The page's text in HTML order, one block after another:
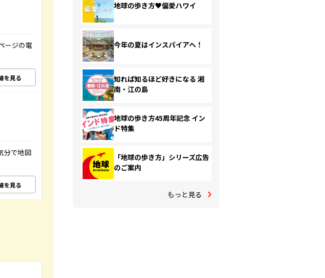
ージの電
を見る
分で地図
を見る
地球の歩き方♥偏愛ハワイ
今年の夏はインスパイアへ！
知れば知るほど好きになる 湘
南・江の島
地球の歩き方45周年記念 イン
ド特集
「地球の歩き方」シリーズ広告
のご案内
もっと見る